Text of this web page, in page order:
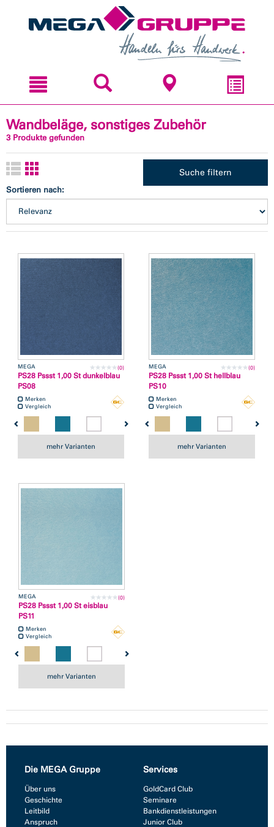
Wandbeläge, sonstiges Zubehör
3 Produkte gefunden
Suche filtern
Sortieren nach:
MEGA (0)
PS28 Pssst 1,00 St dunkelblau
PS08
Merken
Vergleich
mehr Varianten
MEGA (0)
PS28 Pssst 1,00 St hellblau
PS10
Merken
Vergleich
mehr Varianten
MEGA (0)
PS28 Pssst 1,00 St eisblau
PS11
Merken
Vergleich
mehr Varianten
Die MEGA Gruppe
Über uns
Geschichte
Leitbild
Anspruch
Services
GoldCard Club
Seminare
Bankdienstleistungen
Junior Club